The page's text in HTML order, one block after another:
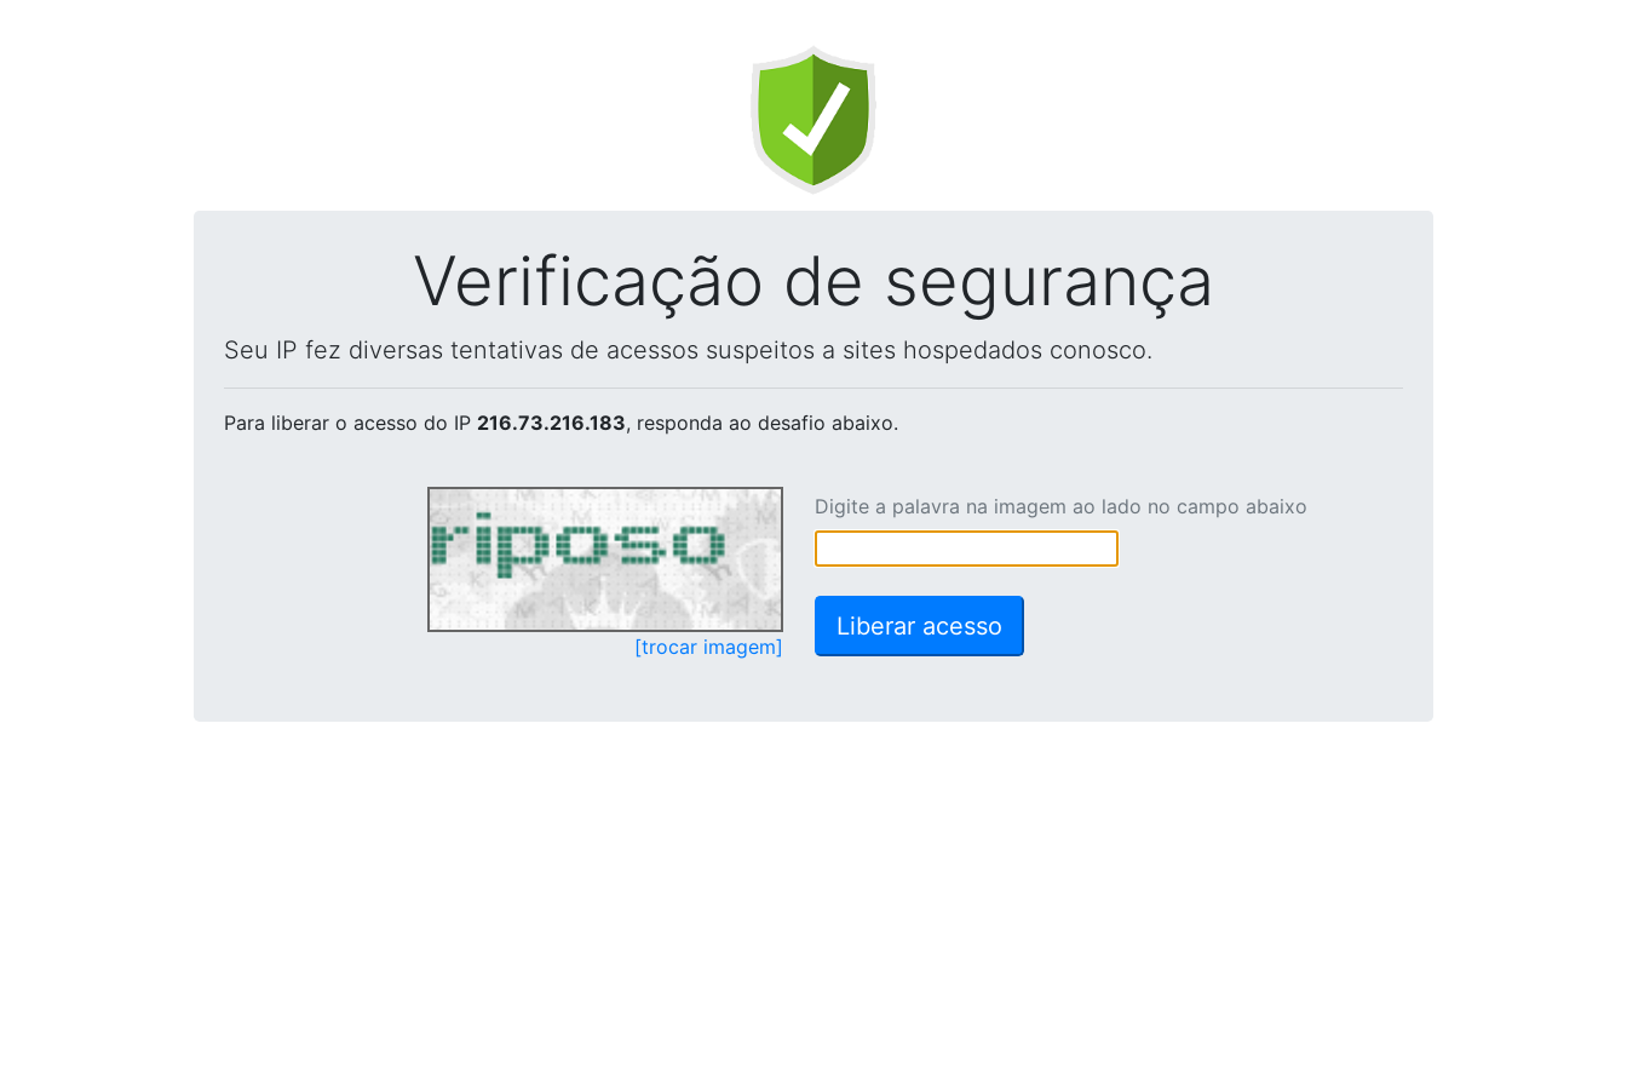
Verificação de segurança
Seu IP fez diversas tentativas de acessos suspeitos a sites hospedados conosco.
Para liberar o acesso do IP 216.73.216.183, responda ao desafio abaixo.
[trocar imagem]
Digite a palavra na imagem ao lado no campo abaixo